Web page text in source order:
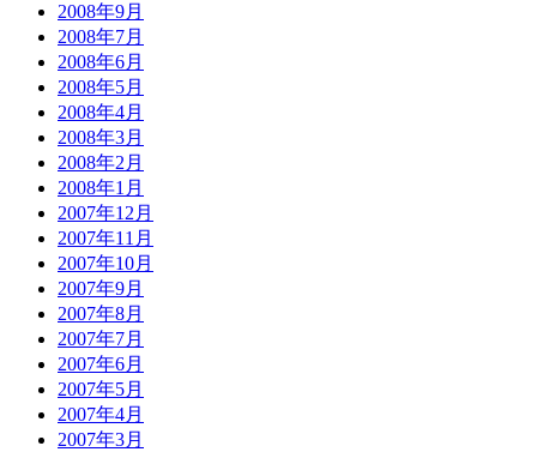
2008年9月
2008年7月
2008年6月
2008年5月
2008年4月
2008年3月
2008年2月
2008年1月
2007年12月
2007年11月
2007年10月
2007年9月
2007年8月
2007年7月
2007年6月
2007年5月
2007年4月
2007年3月